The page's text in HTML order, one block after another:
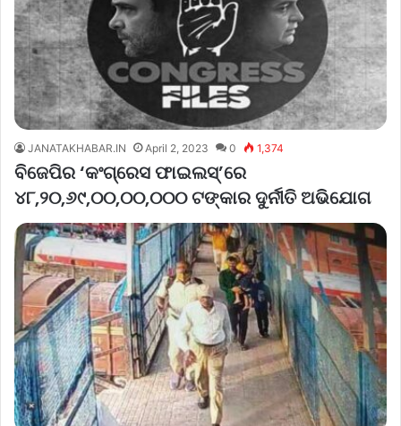
JANATAKHABAR.IN April 2, 2023 0 1,374
ବିଜେପିର ‘କଂଗ୍ରେସ ଫାଇଲସ୍’ରେ
୪୮,୨୦,୬୯,୦୦,୦୦,୦୦୦ ଟଙ୍କାର ଦୁର୍ନୀତି ଅଭିଯୋଗ